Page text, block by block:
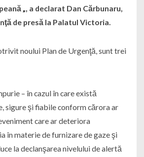
„, a declarat Dan Cărbunaru,
de presă la Palatul Victoria.
noului Plan de Urgenţă, sunt trei
– în cazul în care există
sigure şi fiabile conform cărora ar
care ar deteriora
în materie de furnizare de gaze şi
la declanşarea nivelului de alertă